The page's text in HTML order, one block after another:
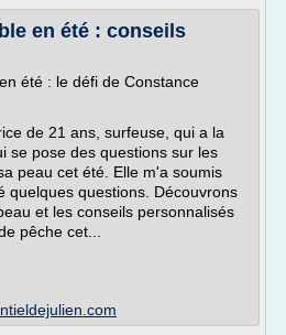
en été : conseils
été : le défi de Constance
de 21 ans, surfeuse, qui a la
se pose des questions sur les
peau cet été. Elle m'a soumis
quelques questions. Découvrons
et les conseils personnalisés
pêche cet...